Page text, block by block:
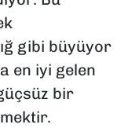
gibi büyüyor
en iyi gelen
bir